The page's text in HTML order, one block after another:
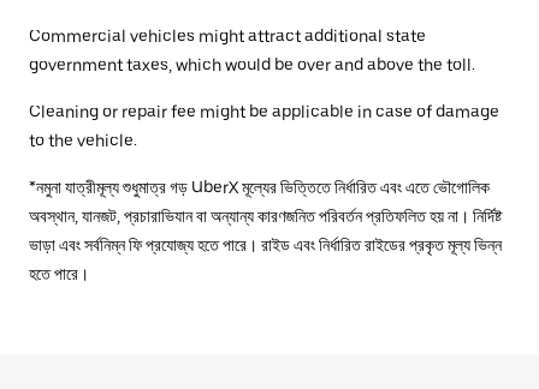
Commercial vehicles might attract additional state
government taxes, which would be over and above the toll.
Cleaning or repair fee might be applicable in case of damage
to the vehicle.
*নমুনা যাত্রীমূল্য শুধুমাত্র গড় UberX মূল্যের ভিত্তিতে নির্ধারিত এবং এতে ভৌগোলিক
অবস্থান, যানজট, প্রচারাভিযান বা অন্যান্য কারণজনিত পরিবর্তন প্রতিফলিত হয় না। নির্দিষ্ট
ভাড়া এবং সর্বনিম্ন ফি প্রযোজ্য হতে পারে। রাইড এবং নির্ধারিত রাইডের প্রকৃত মূল্য ভিন্ন
হতে পারে।